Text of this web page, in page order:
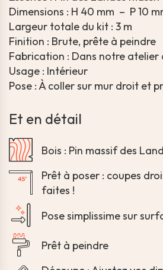
Dimensions : H 40 mm – P 10
Largeur totale du kit : 3 m
Finition : Brute, prête à peindre
Fabrication : Dans notre atelier
Usage : Intérieur
Pose : À coller sur mur droit et
Et en détail
Bois : Pin massif des
Prêt à poser : coupes
faites !
Pose simplissime sur
Prêt à peindre